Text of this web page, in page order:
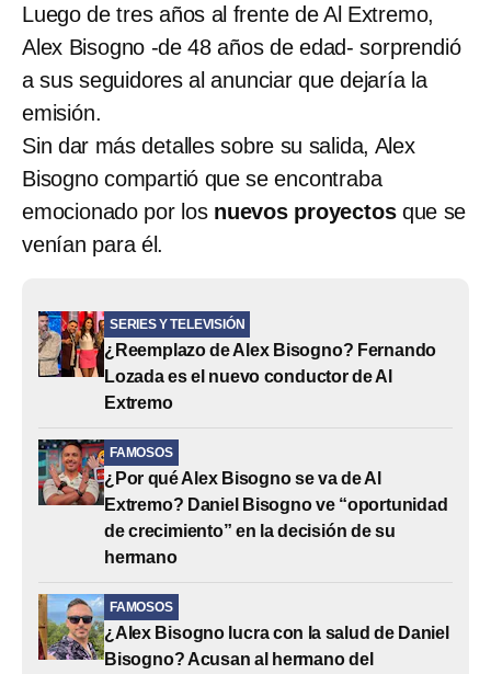
Luego de tres años al frente de Al Extremo,
Alex Bisogno -de 48 años de edad- sorprendió
a sus seguidores al anunciar que dejaría la
emisión.
Sin dar más detalles sobre su salida, Alex
Bisogno compartió que se encontraba
emocionado por los nuevos proyectosque se
venían para él.
SERIES Y TELEVISIÓN
¿Reemplazo de Alex Bisogno? Fernando
Lozada es el nuevo conductor de Al
Extremo
FAMOSOS
¿Por qué Alex Bisogno se va de Al
Extremo? Daniel Bisogno ve “oportunidad
de crecimiento” en la decisión de su
hermano
FAMOSOS
¿Alex Bisogno lucra con la salud de Daniel
Bisogno? Acusan al hermano del